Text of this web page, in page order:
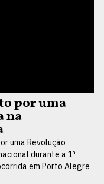
por uma
na
uma Revolução
durante a 1ª
em Porto Alegre